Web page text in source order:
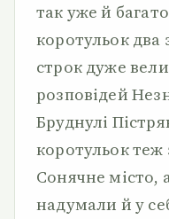
так уже й
коротульок
строк дуже
розповідей
Бруднулі
коротульок
Сонячне місто,
надумали й у